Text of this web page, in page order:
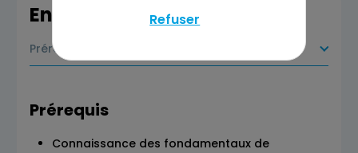
En savoir plus
Prérequis
Prérequis
Connaissance des fondamentaux de
Refuser